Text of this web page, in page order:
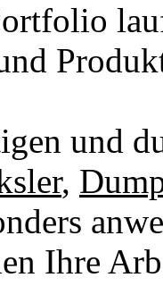
und
,
Ihre